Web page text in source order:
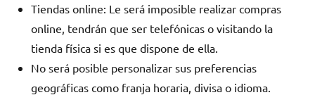
Tiendas online: Le será imposible realizar compras
online, tendrán que ser telefónicas o visitando la
tienda física si es que dispone de ella.
No será posible personalizar sus preferencias
geográficas como franja horaria, divisa o idioma.